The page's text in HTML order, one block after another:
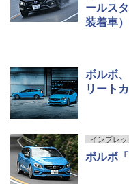
ールス
装着車）
ボルボ
リート
インプレッ
ボルボ